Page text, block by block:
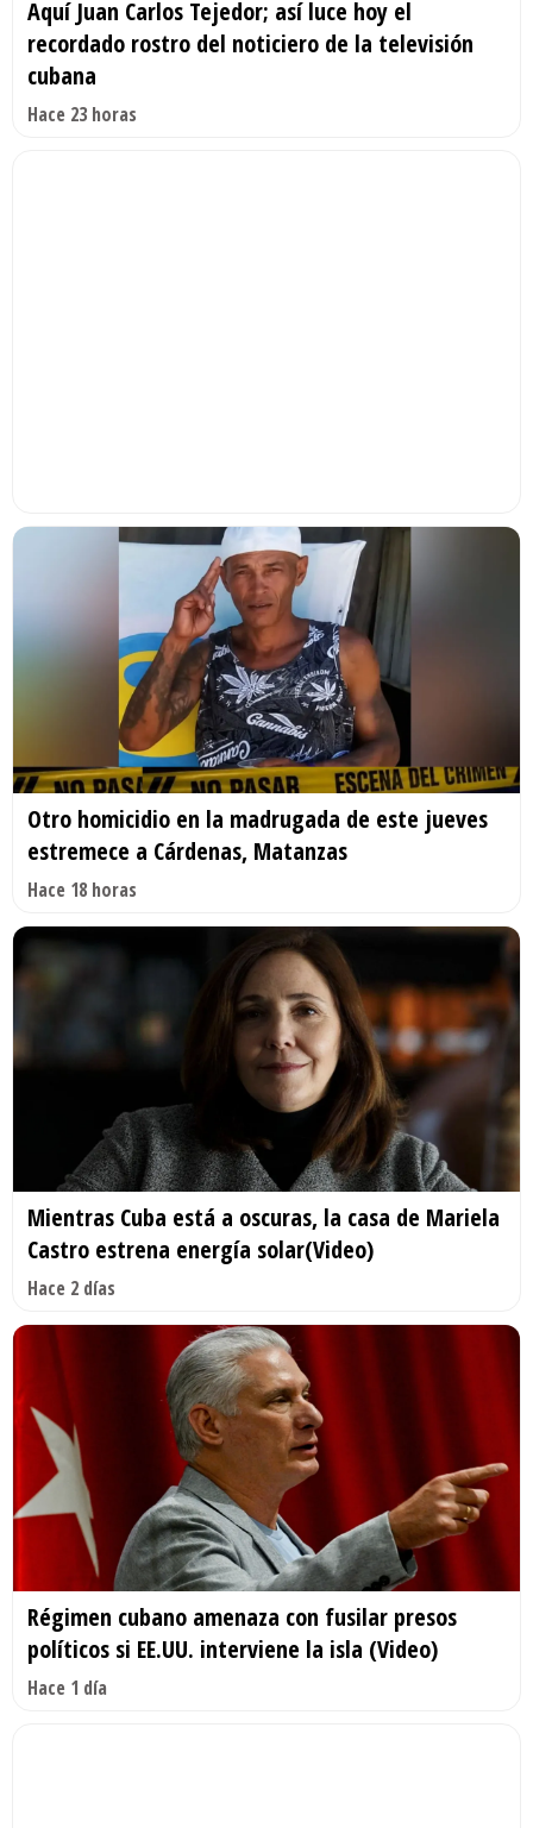
Aquí Juan Carlos Tejedor; así luce hoy el
recordado rostro del noticiero de la televisión
cubana
Hace 23 horas
Otro homicidio en la madrugada de este jueves
estremece a Cárdenas, Matanzas
Hace 18 horas
Mientras Cuba está a oscuras, la casa de Mariela
Castro estrena energía solar(Video)
Hace 2 días
Régimen cubano amenaza con fusilar presos
políticos si EE.UU. interviene la isla (Video)
Hace 1 día